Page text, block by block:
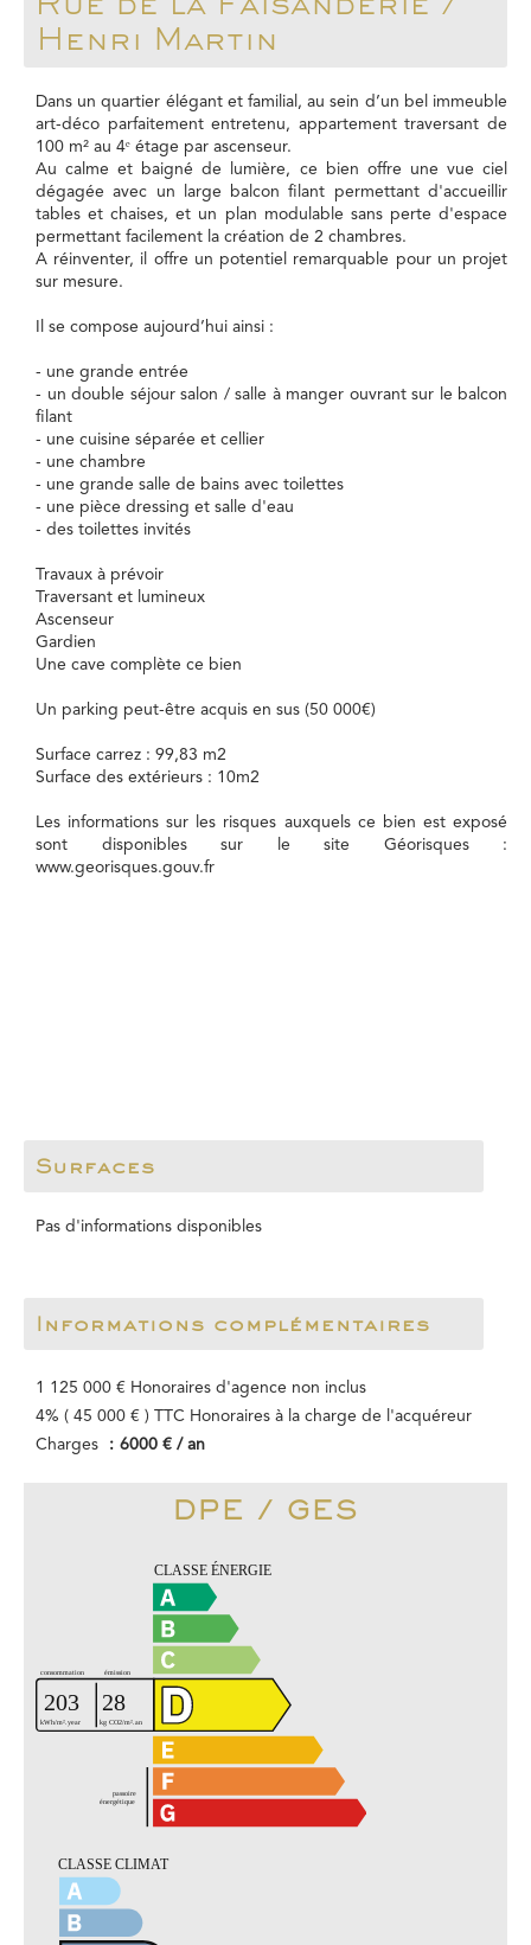
Henri Martin
Dans un quartier élégant et familial, au sein d’un bel immeuble
art-déco parfaitement entretenu, appartement traversant de
100 m² au 4ᵉ étage par ascenseur.
Au calme et baigné de lumière, ce bien offre une vue ciel
dégagée avec un large balcon filant permettant d'accueillir
tables et chaises, et un plan modulable sans perte d'espace
permettant facilement la création de 2 chambres.
A réinventer, il offre un potentiel remarquable pour un projet
sur mesure.
Il se compose aujourd’hui ainsi :
- une grande entrée
- un double séjour salon / salle à manger ouvrant sur le balcon
filant
- une cuisine séparée et cellier
- une chambre
- une grande salle de bains avec toilettes
- une pièce dressing et salle d'eau
- des toilettes invités
Travaux à prévoir
Traversant et lumineux
Ascenseur
Gardien
Une cave complète ce bien
Un parking peut-être acquis en sus (50 000€)
Surface carrez : 99,83 m2
Surface des extérieurs : 10m2
Les informations sur les risques auxquels ce bien est exposé
sont disponibles sur le site Géorisques :
www.georisques.gouv.fr
Surfaces
Pas d'informations disponibles
Informations complémentaires
1 125 000 € Honoraires d'agence non inclus
4% ( 45 000 € ) TTC Honoraires à la charge de l'acquéreur
Charges
6000 € / an
DPE / GES